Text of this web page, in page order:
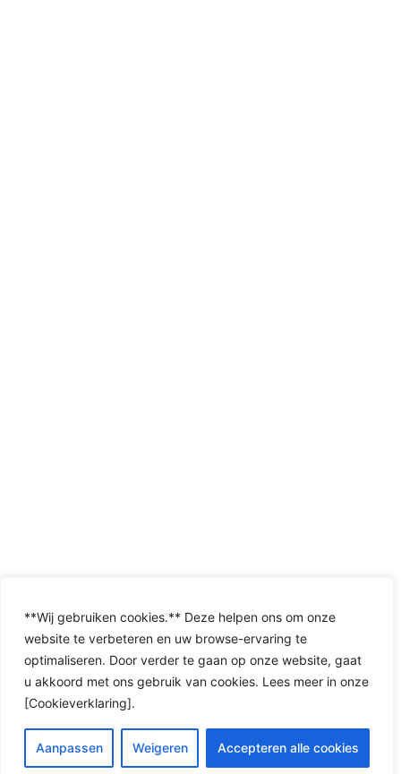
**Wij gebruiken cookies.** Deze helpen ons om onze
website te verbeteren en uw browse-ervaring te
optimaliseren. Door verder te gaan op onze website, gaat
u akkoord met ons gebruik van cookies. Lees meer in onze
[Cookieverklaring].
Aanpassen Weigeren Accepteren alle cookies